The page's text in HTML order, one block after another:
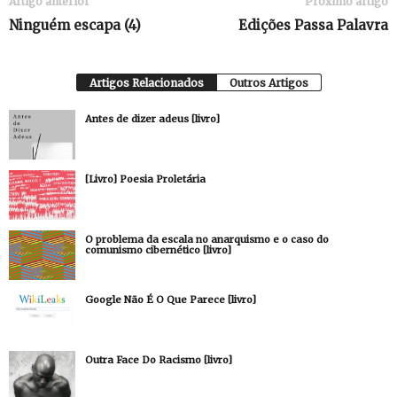
Ninguém escapa (4) Edições Passa Palavra
Artigos Relacionados Outros Artigos
Antes de dizer adeus [livro]
[Livro] Poesia Proletária
O problema da escala no anarquismo e o caso do
comunismo cibernético [livro]
Google Não É O Que Parece [livro]
Outra Face Do Racismo [livro]